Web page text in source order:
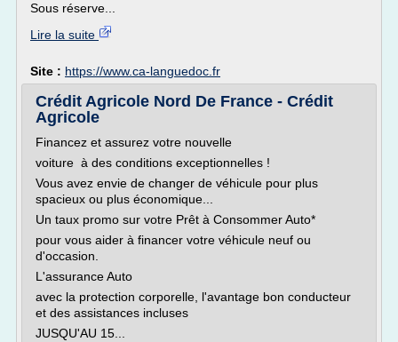
Sous réserve...
Lire la suite
Site : https://www.ca-languedoc.fr
Crédit Agricole Nord De France - Crédit
Agricole
Financez et assurez votre nouvelle
voiture à des conditions exceptionnelles !
Vous avez envie de changer de véhicule pour plus
spacieux ou plus économique...
Un taux promo sur votre Prêt à Consommer Auto*
pour vous aider à financer votre véhicule neuf ou
d'occasion.
L'assurance Auto
avec la protection corporelle, l'avantage bon conducteur
et des assistances incluses
JUSQU'AU 15...